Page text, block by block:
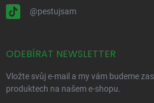
@pestujsam
ODEBÍRAT NEWSLETTER
Vložte svůj e-mail a my vám budeme
produktech na našem e-shopu.